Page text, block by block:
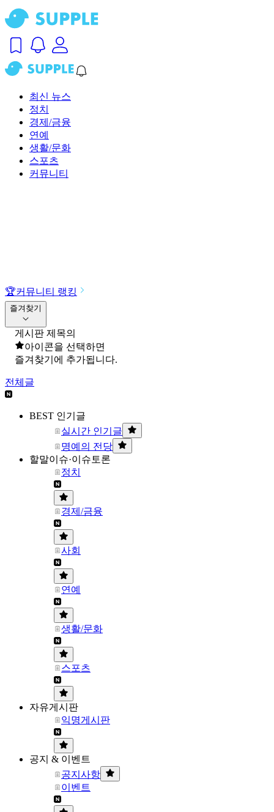
최신 뉴스
정치
경제/금융
연예
생활/문화
스포츠
커뮤니티
🏆커뮤니티 랭킹
즐겨찾기
게시판 제목의
아이콘을 선택하면
즐겨찾기에 추가됩니다.
전체글
BEST 인기글
실시간 인기글
명예의 전당
할말이슈·이슈토론
정치
경제/금융
사회
연예
생활/문화
스포츠
자유게시판
익명게시판
공지 & 이벤트
공지사항
이벤트